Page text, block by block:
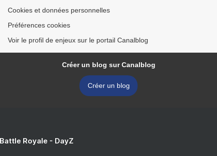
Cookies et données personnelles
Préférences cookies
Voir le profil de enjeux sur le portail Canalblog
Créer un blog sur Canalblog
Créer un blog
Royale - DayZ